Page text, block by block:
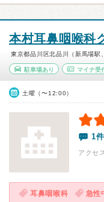
本村耳鼻咽喉科
東京都品川区北品川（新馬場駅
駐車場あり マイナ受
土曜（〜12:00）
1件
アクセ
耳鼻咽喉科 急性